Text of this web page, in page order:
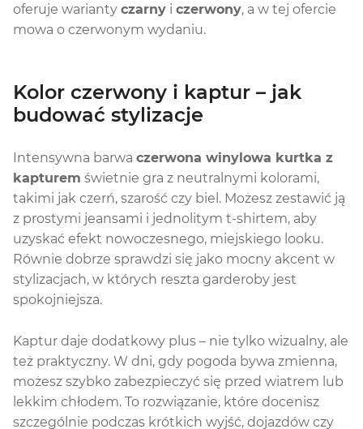
oferuje warianty czarny i czerwony, a w tej ofercie
mowa o czerwonym wydaniu.
Kolor czerwony i kaptur – jak
budować stylizacje
Intensywna barwa czerwona winylowa kurtka z
kapturem świetnie gra z neutralnymi kolorami,
takimi jak czerń, szarość czy biel. Możesz zestawić ją
z prostymi jeansami i jednolitym t-shirtem, aby
uzyskać efekt nowoczesnego, miejskiego looku.
Równie dobrze sprawdzi się jako mocny akcent w
stylizacjach, w których reszta garderoby jest
spokojniejsza.
Kaptur daje dodatkowy plus – nie tylko wizualny, ale
też praktyczny. W dni, gdy pogoda bywa zmienna,
możesz szybko zabezpieczyć się przed wiatrem lub
lekkim chłodem. To rozwiązanie, które docenisz
szczególnie podczas krótkich wyjść, dojazdów czy